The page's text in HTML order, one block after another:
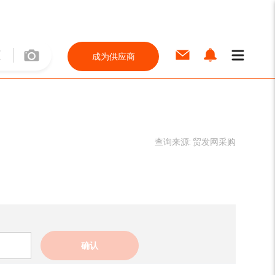
成为供应商
查询来源: 贸发网采购
确认